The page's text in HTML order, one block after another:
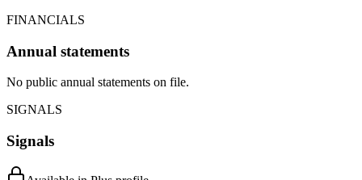
FINANCIALS
Annual statements
No public annual statements on file.
SIGNALS
Signals